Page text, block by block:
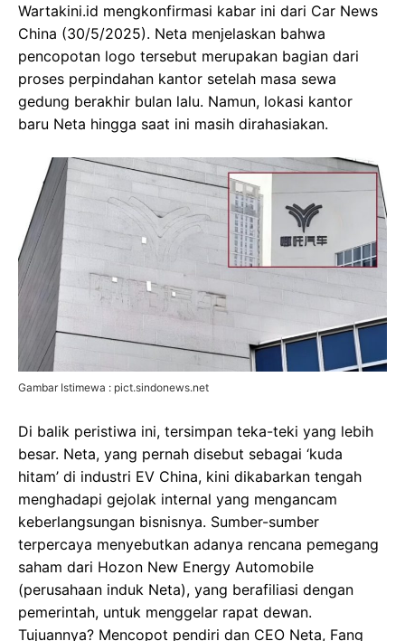
Wartakini.id mengkonfirmasi kabar ini dari Car News
China (30/5/2025). Neta menjelaskan bahwa
pencopotan logo tersebut merupakan bagian dari
proses perpindahan kantor setelah masa sewa
gedung berakhir bulan lalu. Namun, lokasi kantor
baru Neta hingga saat ini masih dirahasiakan.
Gambar Istimewa : pict.sindonews.net
Di balik peristiwa ini, tersimpan teka-teki yang lebih
besar. Neta, yang pernah disebut sebagai ‘kuda
hitam’ di industri EV China, kini dikabarkan tengah
menghadapi gejolak internal yang mengancam
keberlangsungan bisnisnya. Sumber-sumber
terpercaya menyebutkan adanya rencana pemegang
saham dari Hozon New Energy Automobile
(perusahaan induk Neta), yang berafiliasi dengan
pemerintah, untuk menggelar rapat dewan.
Tujuannya? Mencopot pendiri dan CEO Neta, Fang